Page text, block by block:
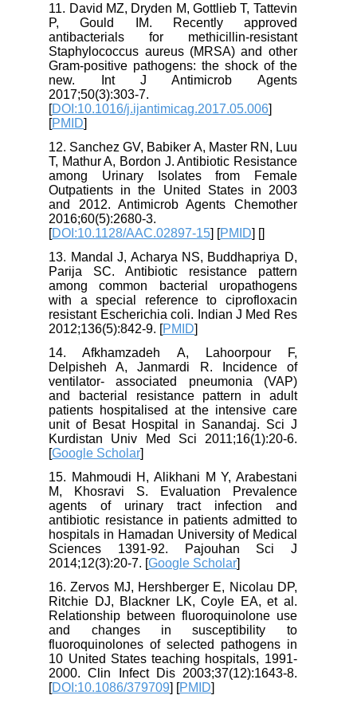
11. David MZ, Dryden M, Gottlieb T, Tattevin
P, Gould IM. Recently approved
antibacterials for methicillin-resistant
Staphylococcus aureus (MRSA) and other
Gram-positive pathogens: the shock of the
new. Int J Antimicrob Agents
2017;50(3):303-7.
[DOI:10.1016/j.ijantimicag.2017.05.006
[PMID
12. Sanchez GV, Babiker A, Master RN, Luu
T, Mathur A, Bordon J. Antibiotic Resistance
among Urinary Isolates from Female
Outpatients in the United States in 2003
and 2012. Antimicrob Agents Chemother
2016;60(5):2680-3.
[DOI:10.1128/AAC.02897-15] [PMID] [
13. Mandal J, Acharya NS, Buddhapriya D,
Parija SC. Antibiotic resistance pattern
among common bacterial uropathogens
with a special reference to ciprofloxacin
resistant Escherichia coli. Indian J Med Res
2012;136(5):842-9. [PMID
14. Afkhamzadeh A, Lahoorpour F,
Delpisheh A, Janmardi R. Incidence of
ventilator- associated pneumonia (VAP)
and bacterial resistance pattern in adult
patients hospitalised at the intensive care
unit of Besat Hospital in Sanandaj. Sci J
Kurdistan Univ Med Sci 2011;16(1):20-6.
[Google Scholar
15. Mahmoudi H, Alikhani M Y, Arabestani
M, Khosravi S. Evaluation Prevalence
agents of urinary tract infection and
antibiotic resistance in patients admitted to
hospitals in Hamadan University of Medical
Sciences 1391-92. Pajouhan Sci J
2014;12(3):20-7. [Google Scholar
16. Zervos MJ, Hershberger E, Nicolau DP,
Ritchie DJ, Blackner LK, Coyle EA, et al.
Relationship between fluoroquinolone use
and changes in susceptibility to
fluoroquinolones of selected pathogens in
10 United States teaching hospitals, 1991-
2000. Clin Infect Dis 2003;37(12):1643-8.
[DOI:10.1086/379709] [PMID